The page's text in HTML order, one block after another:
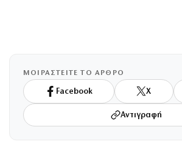
ΜΟΙΡΑΣΤΕΙΤΕ ΤΟ ΑΡΘΡΟ
Facebook X
Αντιγραφή